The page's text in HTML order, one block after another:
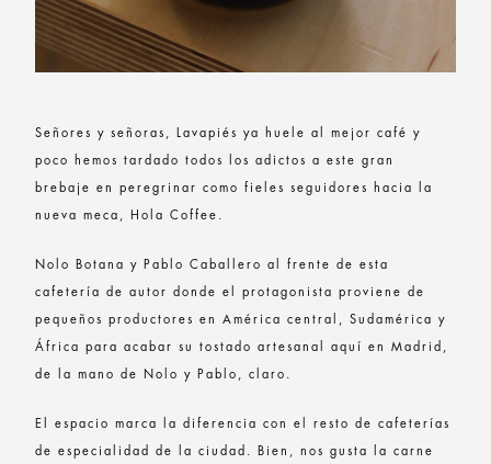
Señores y señoras, Lavapiés ya huele al mejor café y
poco hemos tardado todos los adictos a este gran
brebaje en peregrinar como fieles seguidores hacia la
nueva meca, Hola Coffee.
Nolo Botana y Pablo Caballero al frente de esta
cafetería de autor donde el protagonista proviene de
pequeños productores en América central, Sudamérica y
África para acabar su tostado artesanal aquí en Madrid,
de la mano de Nolo y Pablo, claro.
El espacio marca la diferencia con el resto de cafeterías
de especialidad de la ciudad. Bien, nos gusta la carne